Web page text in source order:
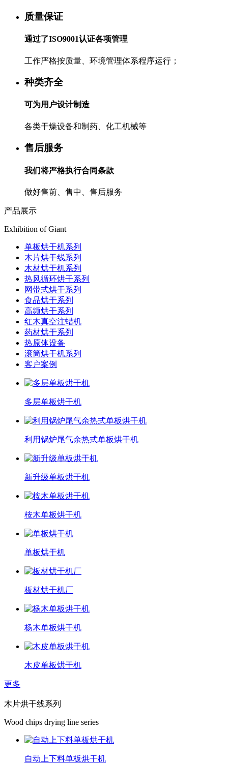
质量保证
通过了ISO9001认证各项管理
工作严格按质量、环境管理体系程序运行；
种类齐全
可为用户设计制造
各类干燥设备和制药、化工机械等
售后服务
我们将严格执行合同条款
做好售前、售中、售后服务
产品展示
Exhibition of Giant
单板烘干机系列
木片烘干线系列
木材烘干机系列
热风循环烘干系列
网带式烘干系列
食品烘干系列
高频烘干系列
红木真空注蜡机
药材烘干系列
热原体设备
滚筒烘干机系列
客户案例
多层单板烘干机
利用锅炉尾气余热式单板烘干机
新升级单板烘干机
桉木单板烘干机
单板烘干机
板材烘干机厂
杨木单板烘干机
木皮单板烘干机
更多
木片烘干线系列
Wood chips drying line series
自动上下料单板烘干机